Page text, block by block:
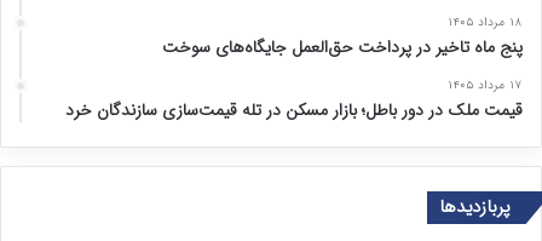
۱۸ مرداد ۱۴۰۵
پنج ماه تاخیر در پرداخت حق‌العمل جایگاه‌های سوخت
۱۷ مرداد ۱۴۰۵
قیمت ملک در دور باطل؛ بازار مسکن در تله قیمت‌سازی سازندگان خرد
پربازدیدها